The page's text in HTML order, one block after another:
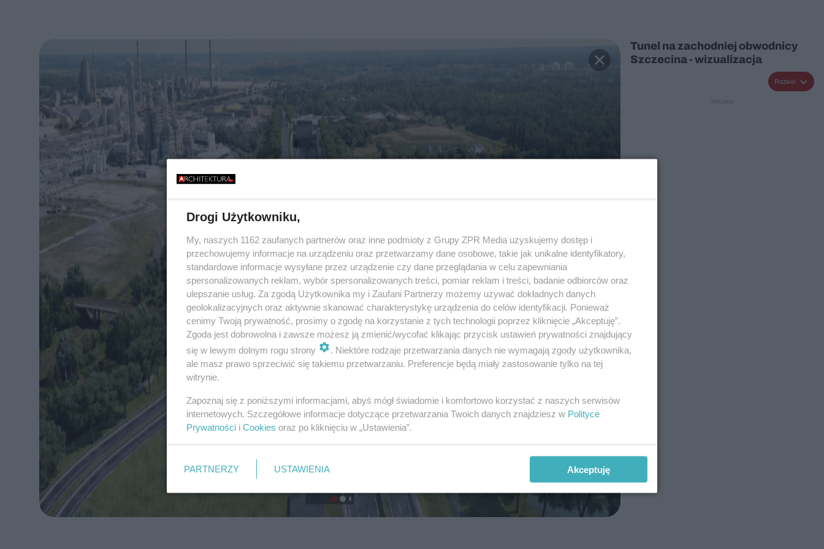
Tunel na zachodniej obwodnicy
Szczecina - wizualizacja
Rozwiń
Drogi Użytkowniku,
My, naszych 1162 zaufanych partnerów oraz inne podmioty z Grupy ZPR Media uzyskujemy dostęp i
przechowujemy informacje na urządzeniu oraz przetwarzamy dane osobowe, takie jak unikalne identyfikatory,
standardowe informacje wysyłane przez urządzenie czy dane przeglądania w celu zapewniania
spersonalizowanych reklam, wybór spersonalizowanych treści, pomiar reklam i treści, badanie odbiorców oraz
ulepszanie usług. Za zgodą Użytkownika my i Zaufani Partnerzy możemy używać dokładnych danych
geolokalizacyjnych oraz aktywnie skanować charakterystykę urządzenia do celów identyfikacji. Ponieważ
cenimy Twoją prywatność, prosimy o zgodę na korzystanie z tych technologii poprzez kliknięcie „Akceptuję”.
Zgoda jest dobrowolna i zawsze możesz ją zmienić/wycofać klikając przycisk ustawień prywatności znajdujący
się w lewym dolnym rogu strony
. Niektóre rodzaje przetwarzania danych nie wymagają zgody użytkownika,
ale masz prawo sprzeciwić się takiemu przetwarzaniu. Preferencje będą miały zastosowanie tylko na tej
witrynie.
Zapoznaj się z poniższymi informacjami, abyś mógł świadomie i komfortowo korzystać z naszych serwisów
internetowych. Szczegółowe informacje dotyczące przetwarzania Twoich danych znajdziesz w Polityce
Prywatności i Cookies oraz po kliknięciu w „Ustawienia”.
PARTNERZY USTAWIENIA Akceptuję